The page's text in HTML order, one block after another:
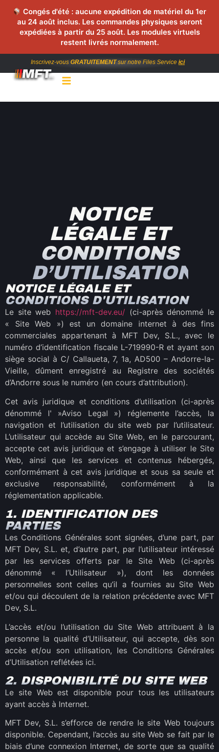
Congés d'été : aucune expédition de matériel du 1er
au 24 août inclus. Les commandes physiques seront
expédiées à partir du 25 août. Les modules virtuels
restent livrés normalement.
Inscrivez-vous GRATUITEMENTsur notre Files Service ici
NOTICE
LÉGALE ET
CONDITIONS
D’UTILISATION
NOTICE LÉGALE ET
CONDITIONS D'UTILISATION
Le site web https://mft-dev.eu/ (ci-après dénommé le
« Site Web ») est un domaine internet à des fins
commerciales appartenant à MFT Dev, S.L., avec le
numéro d’identification fiscale L-719990-R et ayant son
siège social à C/ Callaueta, 7, 1a, AD500 – Andorre-la-
Vieille, dûment enregistré au Registre des sociétés
d’Andorre sous le numéro (en cours d’attribution).
Cet avis juridique et conditions d’utilisation (ci-après
dénommé l' »Aviso Legal ») réglemente l’accès, la
navigation et l’utilisation du site web par l’utilisateur.
L’utilisateur qui accède au Site Web, en le parcourant,
accepte cet avis juridique et s’engage à utiliser le Site
Web, ainsi que les services et contenus hébergés,
conformément à cet avis juridique et sous sa seule et
exclusive responsabilité, conformément à la
réglementation applicable.
1. IDENTIFICATION DES
PARTIES
Les Conditions Générales sont signées, d’une part, par
MFT Dev, S.L. et, d’autre part, par l’utilisateur intéressé
par les services offerts par le Site Web (ci-après
dénommé « l’Utilisateur »), dont les données
personnelles sont celles qu’il a fournies au Site Web
et/ou qui découlent de la relation précédente avec MFT
Dev, S.L.
L’accès et/ou l’utilisation du Site Web attribuent à la
personne la qualité d’Utilisateur, qui accepte, dès son
accès et/ou son utilisation, les Conditions Générales
d’Utilisation reflétées ici.
2. DISPONIBILITÉ DU SITE WEB
Le site Web est disponible pour tous les utilisateurs
ayant accès à Internet.
MFT Dev, S.L. s’efforce de rendre le site Web toujours
disponible. Cependant, l’accès au site Web se fait par le
biais d’une connexion Internet, de sorte que sa qualité